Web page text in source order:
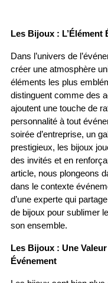
Les Bijoux :
Dans l’univers de
créer une atmosphère
éléments les plus
distinguent comme des
ajoutent une touche de
personnalité à tout
soirée d’entreprise, un
prestigieux, les bijoux
des invités et en
article, nous plongeons
dans le contexte
d’une experte qui
de bijoux pour sublimer
son ensemble.
Les Bijoux : Une
Événement